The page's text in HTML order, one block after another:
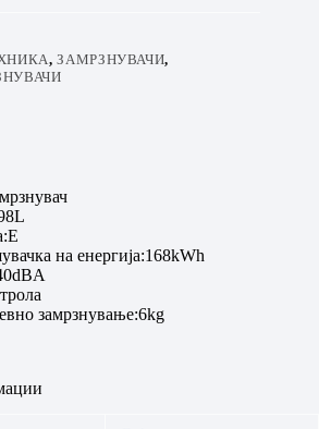
,ЗАМРЗНУВАЧИ,
на енергија:168kWh
замрзнување:6kg